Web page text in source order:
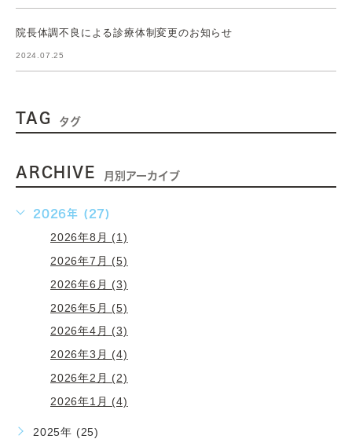
院長体調不良による診療体制変更のお知らせ
2024.07.25
TAG タグ
ARCHIVE 月別アーカイブ
2026年 (27)
2026年8月 (1)
2026年7月 (5)
2026年6月 (3)
2026年5月 (5)
2026年4月 (3)
2026年3月 (4)
2026年2月 (2)
2026年1月 (4)
2025年 (25)